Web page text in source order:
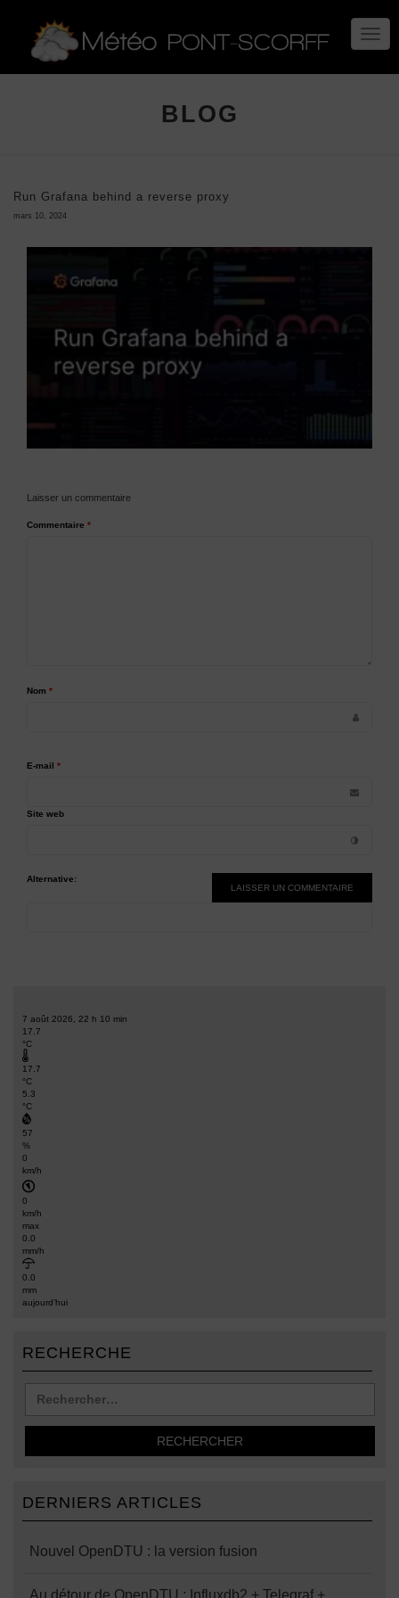
BLOG
Run Grafana behind a reverse proxy
mars 10, 2024
Laisser un commentaire
Commentaire *
Nom *
E-mail *
Site web
Alternative:
7 août 2026, 22 h 10 min
17.7
°C
17.7
°C
5.3
°C
57
%
0
km/h
0
km/h
max
0.0
mm/h
0.0
mm
aujourd’hui
RECHERCHE
DERNIERS ARTICLES
Nouvel OpenDTU : la version fusion